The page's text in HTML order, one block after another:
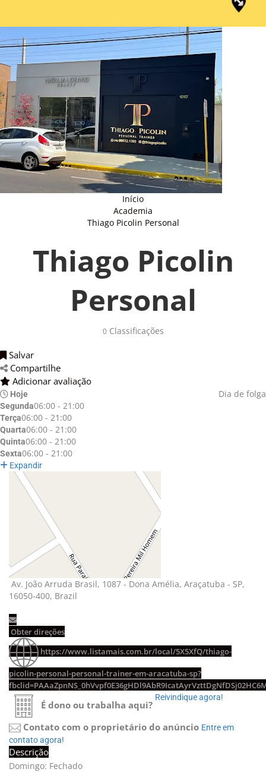
Início
Academia
Thiago Picolin Personal
Thiago Picolin
Personal
0Classificações
Salvar
Compartilhe
Adicionar avaliação
Hoje Dia de folga
Segunda06:00 - 21:00
Terça06:00 - 21:00
Quarta06:00 - 21:00
Quinta06:00 - 21:00
Sexta06:00 - 21:00
Expandir
Av. João Arruda Brasil, 1087 - Dona Amélia, Araçatuba - SP,
16050-400, Brazil
Obter direções
https://www.listamais.com.br/local/5X5XfQ/thiago-
picolin-personal-personal-trainer-em-aracatuba-sp?
É dono ou trabalha aqui?
Reivindique agora!
Contato com o proprietário do anúncio Entre em
contato agora!
Descrição
Domingo: Fechado